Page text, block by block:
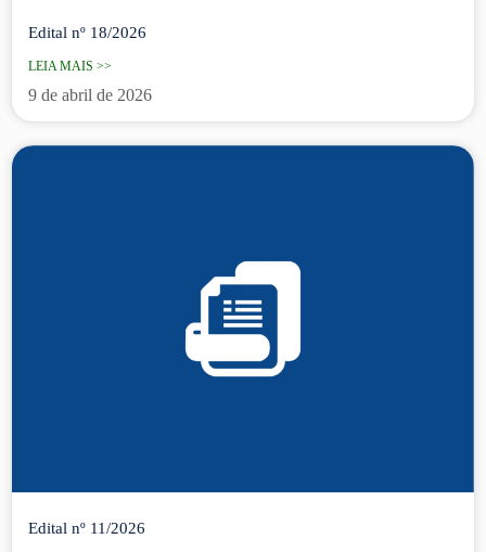
Edital nº 18/2026
LEIA MAIS >>
9 de abril de 2026
Edital nº 11/2026